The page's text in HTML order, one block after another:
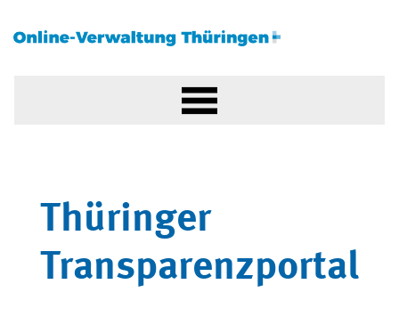
Thüringer
Transparenzportal